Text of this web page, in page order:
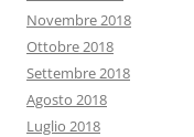
Novembre 2018
Ottobre 2018
Settembre 2018
Agosto 2018
Luglio 2018